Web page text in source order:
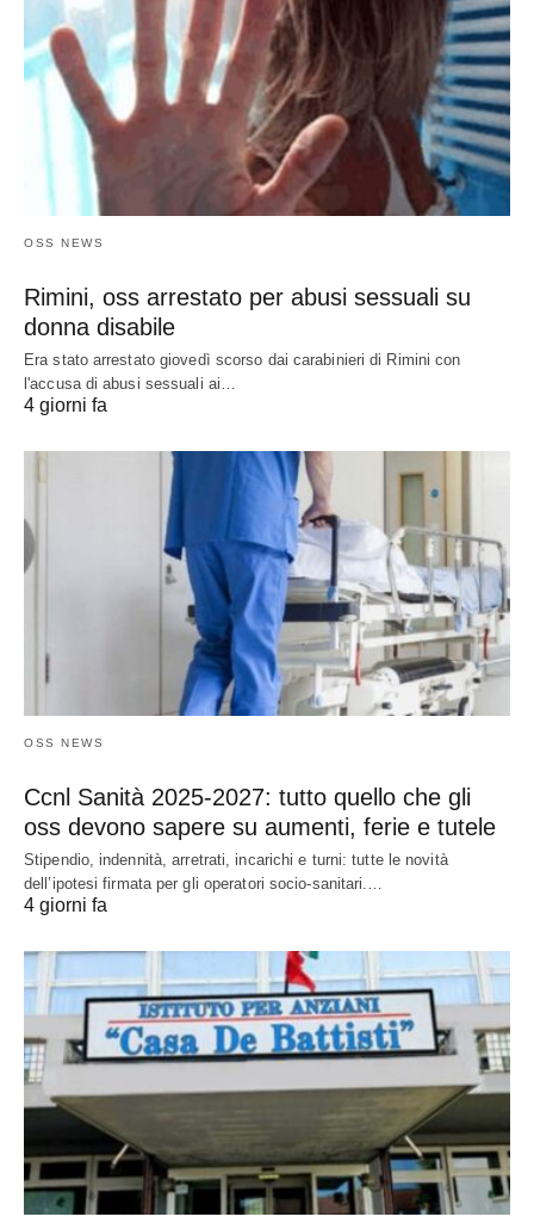
OSS NEWS
Rimini, oss arrestato per abusi sessuali su
donna disabile
Era stato arrestato giovedì scorso dai carabinieri di Rimini con
l'accusa di abusi sessuali ai…
4 giorni fa
OSS NEWS
Ccnl Sanità 2025-2027: tutto quello che gli
oss devono sapere su aumenti, ferie e tutele
Stipendio, indennità, arretrati, incarichi e turni: tutte le novità
dell’ipotesi firmata per gli operatori socio-sanitari.…
4 giorni fa